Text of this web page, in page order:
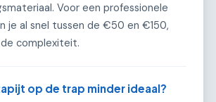
Voor een professionele
je al snel tussen de €50 en €150,
de complexiteit.
op de trap minder ideaal?